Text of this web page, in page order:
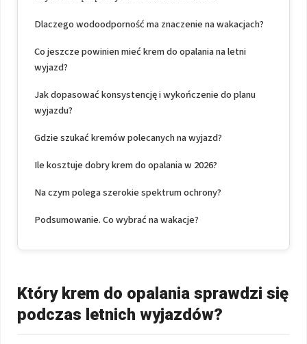
Dlaczego wodoodporność ma znaczenie na wakacjach?
Co jeszcze powinien mieć krem do opalania na letni
wyjazd?
Jak dopasować konsystencję i wykończenie do planu
wyjazdu?
Gdzie szukać kremów polecanych na wyjazd?
Ile kosztuje dobry krem do opalania w 2026?
Na czym polega szerokie spektrum ochrony?
Podsumowanie. Co wybrać na wakacje?
Który krem do opalania sprawdzi się
podczas letnich wyjazdów?